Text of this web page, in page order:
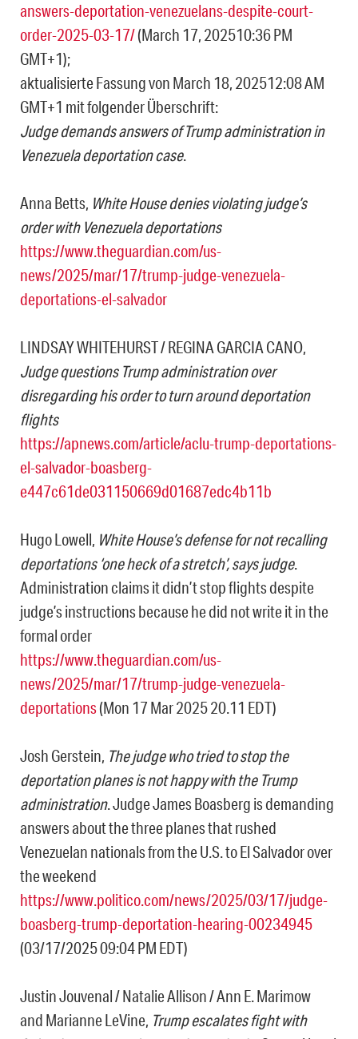
answers-deportation-venezuelans-despite-court-
order-2025-03-17/(March 17, 202510:36 PM
GMT+1);
aktualisierte Fassung von March 18, 202512:08 AM
GMT+1 mit folgender Überschrift:
Judge demands answers of Trump administration in
Venezuela deportation case.
Anna Betts, White House denies violating judge’s
order with Venezuela deportations
https://www.theguardian.com/us-
news/2025/mar/17/trump-judge-venezuela-
deportations-el-salvador
LINDSAY WHITEHURST / REGINA GARCIA CANO,
Judge questions Trump administration over
disregarding his order to turn around deportation
flights
https://apnews.com/article/aclu-trump-deportations-
el-salvador-boasberg-
e447c61de031150669d01687edc4b11b
Hugo Lowell, White House’s defense for not recalling
deportations ‘one heck of a stretch’, says judge.
Administration claims it didn’t stop flights despite
judge’s instructions because he did not write it in the
formal order
https://www.theguardian.com/us-
news/2025/mar/17/trump-judge-venezuela-
deportations(Mon 17 Mar 2025 20.11 EDT)
Josh Gerstein, The judge who tried to stop the
deportation planes is not happy with the Trump
administration. Judge James Boasberg is demanding
answers about the three planes that rushed
Venezuelan nationals from the U.S. to El Salvador over
the weekend
https://www.politico.com/news/2025/03/17/judge-
boasberg-trump-deportation-hearing-00234945
(03/17/2025 09:04 PM EDT)
Justin Jouvenal / Natalie Allison / Ann E. Marimow
and Marianne LeVine, Trump escalates fight with